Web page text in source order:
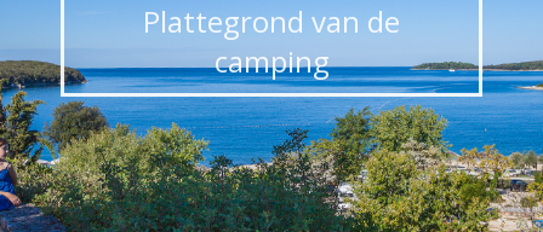
Plattegrond van de
camping